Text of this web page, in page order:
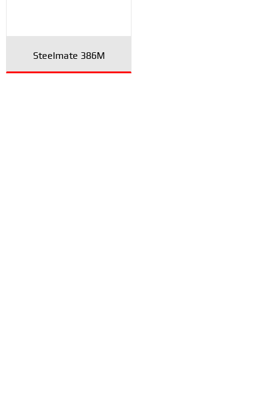
Steelmate 386M